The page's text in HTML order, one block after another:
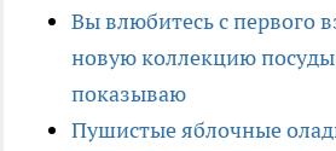
Вы влюбитесь с первого
новую коллекцию
показываю
Пушистые яблочные